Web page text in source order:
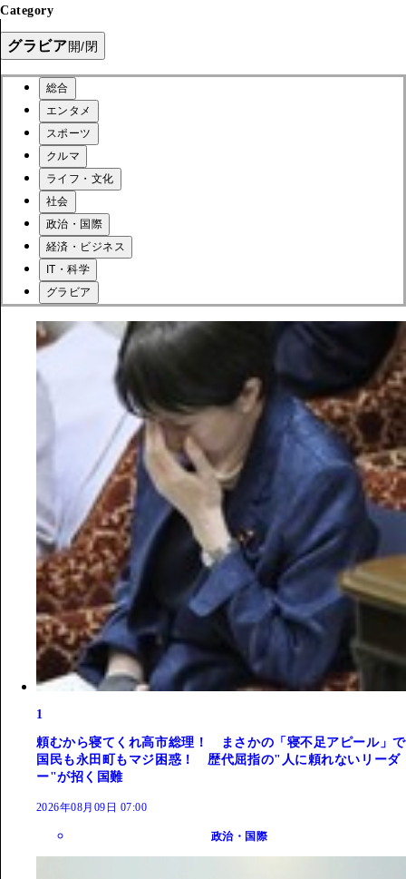
Category
グラビア開/閉
総合
エンタメ
スポーツ
クルマ
ライフ・文化
社会
政治・国際
経済・ビジネス
IT・科学
グラビア
1
頼むから寝てくれ高市総理！ まさかの「寝不足アピール」で
国民も永田町もマジ困惑！ 歴代屈指の"人に頼れないリーダ
ー"が招く国難
2026年08月09日 07:00
政治・国際